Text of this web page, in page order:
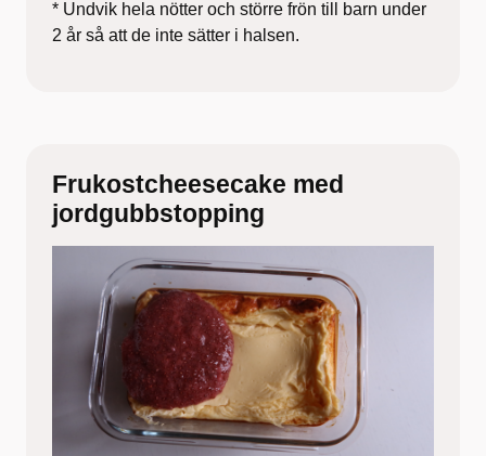
* Undvik hela nötter och större frön till barn under
2 år så att de inte sätter i halsen.
Frukostcheesecake med
jordgubbstopping